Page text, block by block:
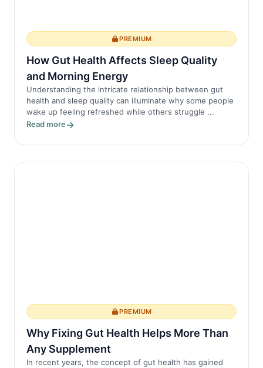
PREMIUM
How Gut Health Affects Sleep Quality
and Morning Energy
Understanding the intricate relationship between gut
health and sleep quality can illuminate why some people
wake up feeling refreshed while others struggle ...
Read more
PREMIUM
Why Fixing Gut Health Helps More Than
Any Supplement
In recent years, the concept of gut health has gained